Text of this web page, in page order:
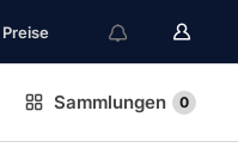
Preise
Sammlungen 0